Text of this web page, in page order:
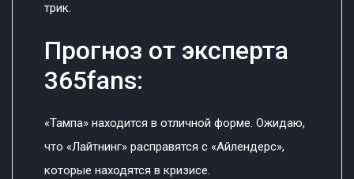
трик.
Прогноз от эксперта
365fans:
«Тампа» находится в отличной форме. Ожидаю,
что «Лайтнинг» расправятся с «Айлендерс»,
которые находятся в кризисе.